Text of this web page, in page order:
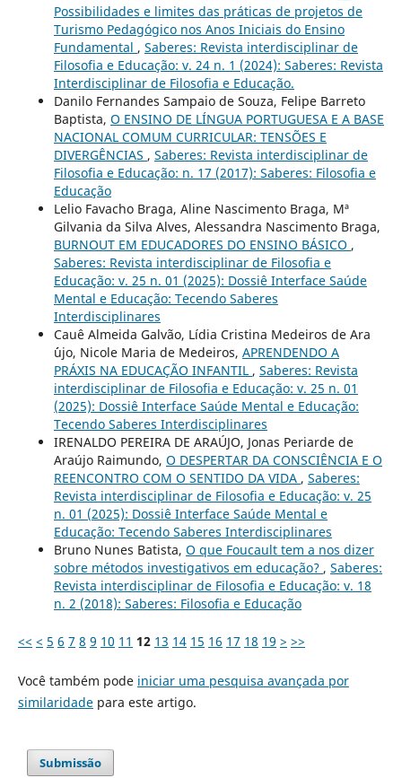
Possibilidades e limites das práticas de projetos de
Turismo Pedagógico nos Anos Iniciais do Ensino
Fundamental , Saberes: Revista interdisciplinar de
Filosofia e Educação: v. 24 n. 1 (2024): Saberes: Revista
Interdisciplinar de Filosofia e Educação.
Danilo Fernandes Sampaio de Souza, Felipe Barreto
Baptista, O ENSINO DE LÍNGUA PORTUGUESA E A BASE
NACIONAL COMUM CURRICULAR: TENSÕES E
DIVERGÊNCIAS , Saberes: Revista interdisciplinar de
Filosofia e Educação: n. 17 (2017): Saberes: Filosofia e
Educação
Lelio Favacho Braga, Aline Nascimento Braga, Mª
Gilvania da Silva Alves, Alessandra Nascimento Braga,
BURNOUT EM EDUCADORES DO ENSINO BÁSICO ,
Saberes: Revista interdisciplinar de Filosofia e
Educação: v. 25 n. 01 (2025): Dossiê Interface Saúde
Mental e Educação: Tecendo Saberes
Interdisciplinares
Cauê Almeida Galvão, Lídia Cristina Medeiros de Ara
´´ujo, Nicole Maria de Medeiros, APRENDENDO A
PRÁXIS NA EDUCAÇÃO INFANTIL , Saberes: Revista
interdisciplinar de Filosofia e Educação: v. 25 n. 01
(2025): Dossiê Interface Saúde Mental e Educação:
Tecendo Saberes Interdisciplinares
IRENALDO PEREIRA DE ARAÚJO, Jonas Periarde de
Araújo Raimundo, O DESPERTAR DA CONSCIÊNCIA E O
REENCONTRO COM O SENTIDO DA VIDA , Saberes:
Revista interdisciplinar de Filosofia e Educação: v. 25
n. 01 (2025): Dossiê Interface Saúde Mental e
Educação: Tecendo Saberes Interdisciplinares
Bruno Nunes Batista, O que Foucault tem a nos dizer
sobre métodos investigativos em educação? , Saberes:
Revista interdisciplinar de Filosofia e Educação: v. 18
n. 2 (2018): Saberes: Filosofia e Educação
<< < 5 6 7 8 9 10 11 12 13 14 15 16 17 18 19 > >>
Você também pode iniciar uma pesquisa avançada por
similaridadepara este artigo.
Submissão